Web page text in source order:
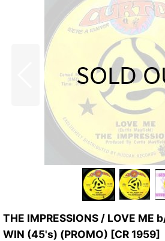
THE IMPRESSIONS / LOVE ME
WIN (45's) (PROMO) [CR 1959]